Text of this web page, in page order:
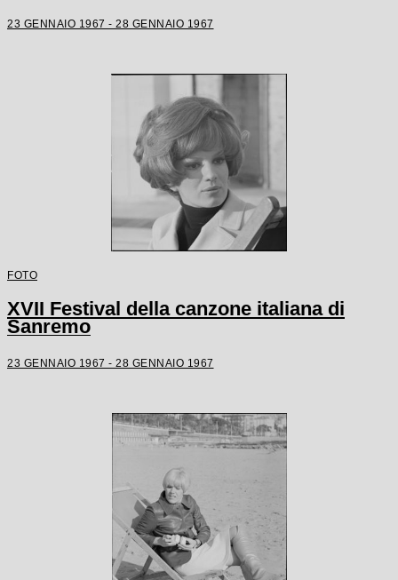
23 GENNAIO 1967 - 28 GENNAIO 1967
FOTO
XVII Festival della canzone italiana di
Sanremo
23 GENNAIO 1967 - 28 GENNAIO 1967